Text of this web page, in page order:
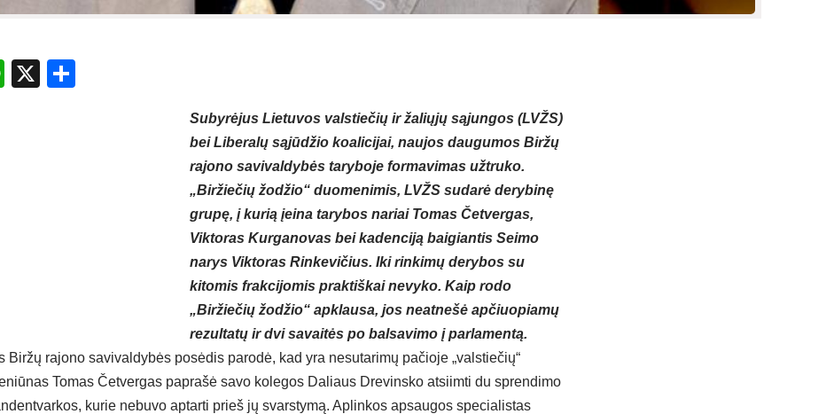
WhatsApp
X
Subyrėjus Lietuvos valstiečių ir žaliųjų sąjungos (LVŽS)
bei Liberalų sąjūdžio koalicijai, naujos daugumos Biržų
rajono savivaldybės taryboje formavimas užtruko.
„Biržiečių žodžio“ duomenimis, LVŽS sudarė derybinę
grupę, į kurią įeina tarybos nariai Tomas Četvergas,
Viktoras Kurganovas bei kadenciją baigiantis Seimo
narys Viktoras Rinkevičius. Iki rinkimų derybos su
kitomis frakcijomis praktiškai nevyko. Kaip rodo
„Biržiečių žodžio“ apklausa, jos neatnešė apčiuopiamų
rezultatų ir dvi savaitės po balsavimo į parlamentą.
Biržų rajono savivaldybės posėdis parodė, kad yra nesutarimų pačioje „valstiečių“
Tomas Četvergas paprašė savo kolegos Daliaus Drevinsko atsiimti du sprendimo
kurie nebuvo aptarti prieš jų svarstymą. Aplinkos apsaugos specialistas